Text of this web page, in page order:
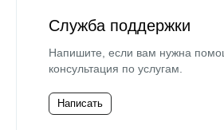
Служба поддержки
Напишите, если вам нужна
консультация по услугам.
Написать